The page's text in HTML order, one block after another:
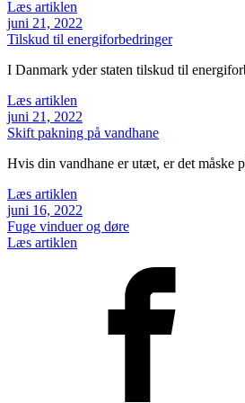
Læs artiklen
juni 21, 2022
Tilskud til energiforbedringer
I Danmark yder staten tilskud til
Læs artiklen
juni 21, 2022
Skift pakning på vandhane
Hvis din vandhane er utæt, er det måske
Læs artiklen
juni 16, 2022
Fuge vinduer og døre
Læs artiklen